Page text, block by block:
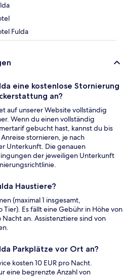
Fulda
eine kostenlose Stornierung
an?
auf unserer Website vollständig
Wenn du einen vollständig
gebucht hast, kannst du bis
stornieren, je nach
Unterkunft. Die genauen
der jeweiligen Unterkunft
Haustiere?
(maximal 1 insgesamt,
Es fällt eine Gebühr in Höhe von
Nacht an. Assistenztiere sind von
Parkplätze vor Ort an?
kosten 10 EUR pro Nacht.
eine begrenzte Anzahl von